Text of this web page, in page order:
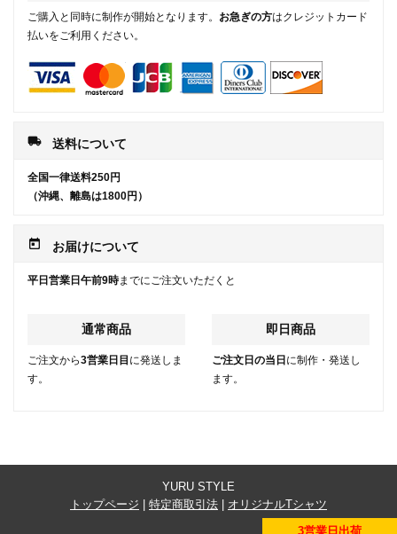
ご購入と同時に制作が開始となります。 お急ぎの方はクレジットカード
払いをご利用ください。
local_shipping 送料について
全国一律送料250円
（沖縄、離島は1800円）
today お届けについて
平日営業日午前9時までにご注文いただくと
通常商品
ご注文から3営業日目 に発送しま
す。
即日商品
ご注文日の当日 に制作・発送し
ます。
YURU STYLE
トップページ
特定商取引法
オリジナルTシャツ
3営業日出荷